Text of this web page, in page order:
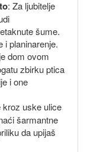
: Za ljubitelje
šume.
i planinarenje.
dom ovom
zbirku ptica
i one
kroz uske ulice
šarmantne
da upijaš